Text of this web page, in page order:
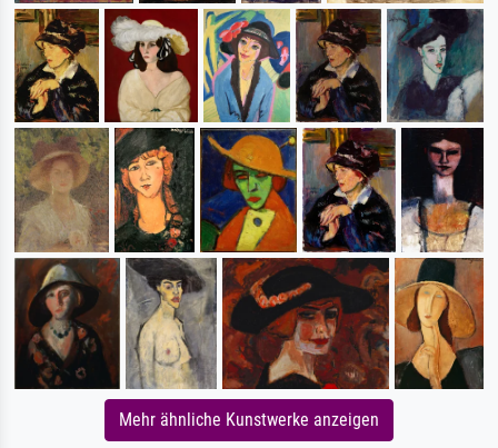
Mehr ähnliche Kunstwerke anzeigen